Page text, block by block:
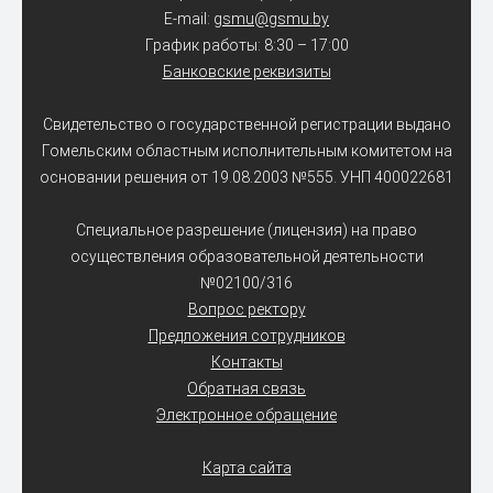
E-mail: gsmu@gsmu.by
График работы: 8:30 – 17:00
Банковские реквизиты
Свидетельство о государственной регистрации выдано
Гомельским областным исполнительным комитетом на
основании решения от 19.08.2003 №555. УНП 400022681
Специальное разрешение (лицензия) на право
осуществления образовательной деятельности
№02100/316
Вопрос ректору
Предложения сотрудников
Контакты
Обратная связь
Электронное обращение
Карта сайта